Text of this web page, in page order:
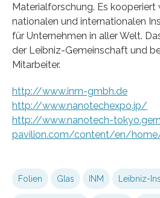
Materialforschung. Es
nationalen und internationalen
für Unternehmen in aller Welt.
der Leibniz-Gemeinschaft und
Mitarbeiter.
http://www.inm-gmbh.de
http://www.nanotechexpo.jp/
http://www.nanotech-
pavilion.com/content/en/
Folien Glas INM Leibniz-